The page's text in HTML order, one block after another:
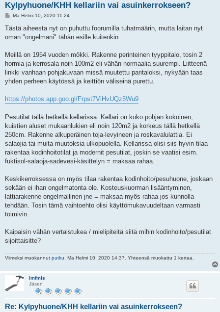
Kylpyhuone/KHH kellariin vai asuinkerrokseen?
V
e
t
Ma Helmi 10, 2020 11:24
Tästä aiheesta nyt on puhuttu foorumilla tuhatmäärin, mutta laitan nyt
oman "ongelmani" tähän esille kuitenkin.
Meillä on 1954 vuoden mökki. Rakenne perinteinen tyyppitalo, tosin 2
hormia ja kerrosala noin 100m2 eli vähän normaalia suurempi. Liitteenä
linkki vanhaan pohjakuvaan missä muutettu paritaloksi, nykyään taas
yhden perheen käytössä ja keittiön väliseinä purettu.
https://photos.app.goo.gl/Frpst7ViHvUQz5Wu9
Pesutilat tällä hetkellä kellarissa. Kellari on koko pohjan kokoinen,
kuistien aluset mukaanlukien eli noin 120m2 ja korkeus tällä hetkellä
250cm. Rakenne alkuperäinen toja-levyineen ja roskavalulattia. Ei
salaojia tai muita muutoksia ulkopuolella. Kellarissa olisi siis hyvin tilaa
rakentaa kodinhoitotilat ja modernit pesutilat, joskin se vaatisi esim.
fuktisol-salaoja-sadevesi-käsittelyn = maksaa rahaa.
Keskikerroksessa on myös tilaa rakentaa kodinhoito/pesuhuone, joskaan
sekään ei ihan ongelmatonta ole. Kosteuskuorman lisääntyminen,
lattiarakenne ongelmallinen jne = maksaa myös rahaa jos kunnolla
tehdään. Tosin tämä vaihtoehto olisi käyttömukavuudeltaan varmasti
toimivin.
Kaipaisin vähän vertaistukea / mielipiteitä siitä mihin kodinhoito/pesutilat
sijoittaisitte?
Viimeksi muokannut putku , Ma Helmi 10, 2020 14:37. Yhteensä muokattu 1 kertaa.
lmfmis
Jäsen
Re: Kylpyhuone/KHH kellariin vai asuinkerrokseen?